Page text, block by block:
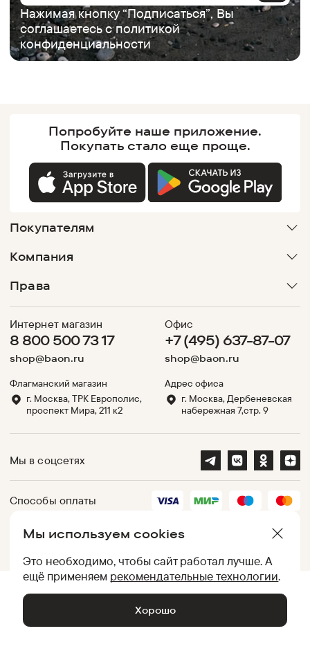
Нажимая кнопку “Подписаться”, Вы
соглашаетесь сполитикой
конфиденциальности
Мы используем cookies
Это необходимо, чтобы сайт работал лучше. А
ещё применяем рекомендательные технологии.
Хорошо
Попробуйте наше приложение.
Покупатьстало еще проще.
Покупателям
Компания
Права
Интернет магазин
8 800 500 73 17
shop@baon.ru
Флагманский магазин
г. Москва, ТРК Европолис,
проспект Мира, 211 к2
Офис
+7 (495) 637-87-07
shop@baon.ru
Адрес офиса
г. Москва, Дербеневская
набережная 7,стр. 9
Мы в соцсетях
Способы оплаты
Партнеры
UID:050012AC817E776A7F001DB5026CEE0B
4d059f8f1750